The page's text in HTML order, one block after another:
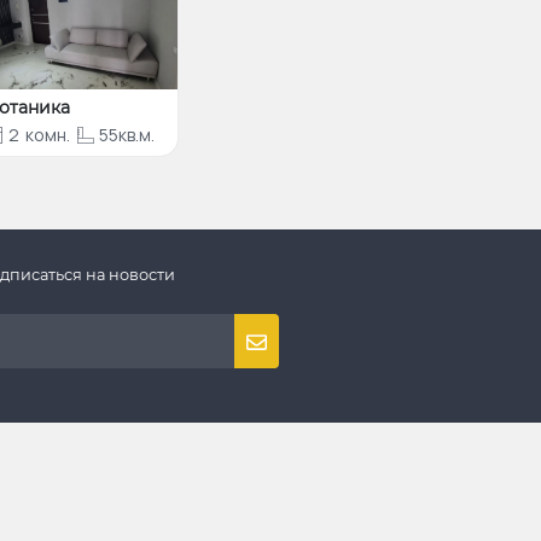
2 комн. 55кв.м.
на новости